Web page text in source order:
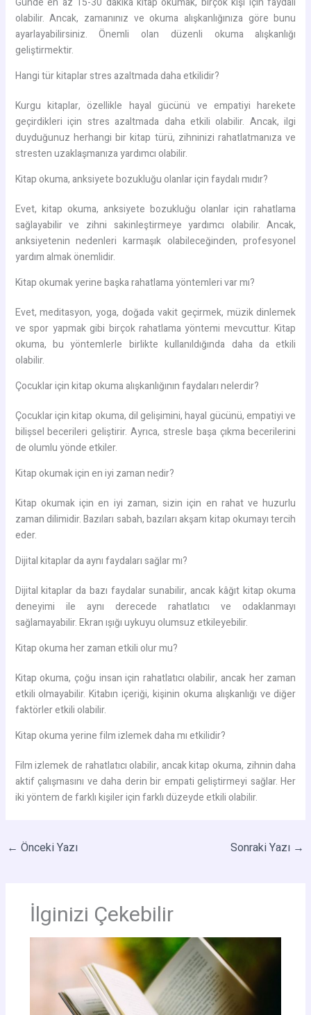
olabilir. Ancak, zamanınız ve okuma alışkanlığınıza göre bunu
ayarlayabilirsiniz. Önemli olan düzenli okuma alışkanlığı
geliştirmektir.
Hangi tür kitaplar stres azaltmada daha etkilidir?
Kurgu kitaplar, özellikle hayal gücünü ve empatiyi harekete
geçirdikleri için stres azaltmada daha etkili olabilir. Ancak, ilgi
duyduğunuz herhangi bir kitap türü, zihninizi rahatlatmanıza ve
stresten uzaklaşmanıza yardımcı olabilir.
Kitap okuma, anksiyete bozukluğu olanlar için faydalı mıdır?
Evet, kitap okuma, anksiyete bozukluğu olanlar için rahatlama
sağlayabilir ve zihni sakinleştirmeye yardımcı olabilir. Ancak,
anksiyetenin nedenleri karmaşık olabileceğinden, profesyonel
yardım almak önemlidir.
Kitap okumak yerine başka rahatlama yöntemleri var mı?
Evet, meditasyon, yoga, doğada vakit geçirmek, müzik dinlemek
ve spor yapmak gibi birçok rahatlama yöntemi mevcuttur. Kitap
okuma, bu yöntemlerle birlikte kullanıldığında daha da etkili
olabilir.
Çocuklar için kitap okuma alışkanlığının faydaları nelerdir?
Çocuklar için kitap okuma, dil gelişimini, hayal gücünü, empatiyi ve
bilişsel becerileri geliştirir. Ayrıca, stresle başa çıkma becerilerini
de olumlu yönde etkiler.
Kitap okumak için en iyi zaman nedir?
Kitap okumak için en iyi zaman, sizin için en rahat ve huzurlu
zaman dilimidir. Bazıları sabah, bazıları akşam kitap okumayı tercih
eder.
Dijital kitaplar da aynı faydaları sağlar mı?
Dijital kitaplar da bazı faydalar sunabilir, ancak kâğıt kitap okuma
deneyimi ile aynı derecede rahatlatıcı ve odaklanmayı
sağlamayabilir. Ekran ışığı uykuyu olumsuz etkileyebilir.
Kitap okuma her zaman etkili olur mu?
Kitap okuma, çoğu insan için rahatlatıcı olabilir, ancak her zaman
etkili olmayabilir. Kitabın içeriği, kişinin okuma alışkanlığı ve diğer
faktörler etkili olabilir.
Kitap okuma yerine film izlemek daha mı etkilidir?
Film izlemek de rahatlatıcı olabilir, ancak kitap okuma, zihnin daha
aktif çalışmasını ve daha derin bir empati geliştirmeyi sağlar. Her
iki yöntem de farklı kişiler için farklı düzeyde etkili olabilir.
← Önceki Yazı Sonraki Yazı →
İlginizi Çekebilir